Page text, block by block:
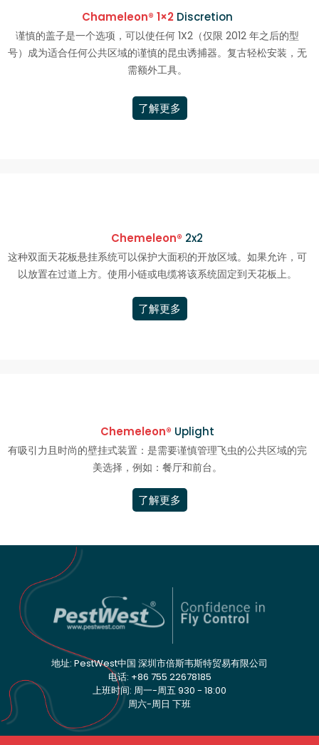
Chameleon® 1×2 Discretion
谨慎的盖子是一个选项，可以使任何 1X2（仅限 2012 年之后的型
号）成为适合任何公共区域的谨慎的昆虫诱捕器。复古轻松安装，无
需额外工具。
了解更多
Chemeleon® 2x2
这种双面天花板悬挂系统可以保护大面积的开放区域。如果允许，可
以放置在过道上方。使用小链或电缆将该系统固定到天花板上。
了解更多
Chemeleon® Uplight
有吸引力且时尚的壁挂式装置：是需要谨慎管理飞虫的公共区域的完
美选择，例如：餐厅和前台。
了解更多
地址: PestWest中国 深圳市倍斯韦斯特贸易有限公司
电话: +86 755 22678185
上班时间: 周一-周五 930 - 18:00
周六-周日 下班